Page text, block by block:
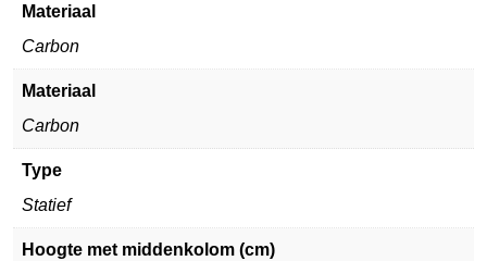
Materiaal
Carbon
Materiaal
Carbon
Type
Statief
Hoogte met middenkolom (cm)